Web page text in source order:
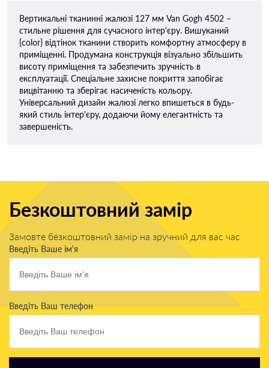
Вертикальні тканинні жалюзі 127 мм Van Gogh 4502 –
стильне рішення для сучасного інтер'єру. Вишуканий
{color} відтінок тканини створить комфортну атмосферу в
приміщенні. Продумана конструкція візуально збільшить
висоту приміщення та забезпечить зручність в
експлуатації. Спеціальне захисне покриття запобігає
вицвітанню та зберігає насиченість кольору.
Універсальний дизайн жалюзі легко впишеться в будь-
який стиль інтер'єру, додаючи йому елегантність та
завершеність.
Безкоштовний замір
Замовте безкоштовний замір на зручний для вас час
Введіть Ваше ім'я
Введіть Ваш телефон